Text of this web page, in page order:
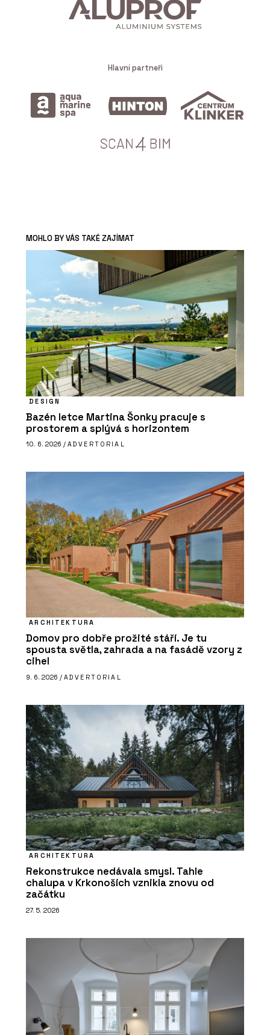
Hlavní partneři
MOHLO BY VÁS TAKÉ ZAJÍMAT
DESIGN
Bazén letce Martina Šonky pracuje s
prostorem a splývá s horizontem
10. 6. 2026 / ADVERTORIAL
ARCHITEKTURA
Domov pro dobře prožité stáří. Je tu
spousta světla, zahrada a na fasádě vzory z
cihel
9. 6. 2026 / ADVERTORIAL
ARCHITEKTURA
Rekonstrukce nedávala smysl. Tahle
chalupa v Krkonoších vznikla znovu od
začátku
27. 5. 2026